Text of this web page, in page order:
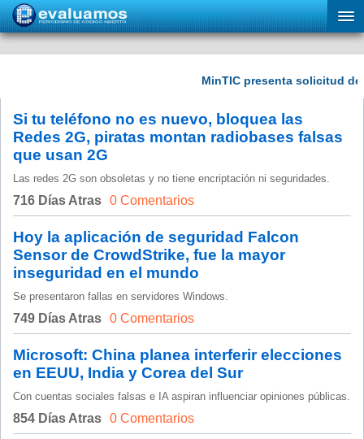
Si tu teléfono no es nuevo, bloquea las
Redes 2G, piratas montan radiobases falsas
que usan 2G
Las redes 2G son obsoletas y no tiene encriptación ni seguridades.
716 Días Atras 0 Comentarios
Hoy la aplicación de seguridad Falcon
Sensor de CrowdStrike, fue la mayor
inseguridad en el mundo
Se presentaron fallas en servidores Windows.
749 Días Atras 0 Comentarios
Microsoft: China planea interferir elecciones
en EEUU, India y Corea del Sur
Con cuentas sociales falsas e IA aspiran influenciar opiniones públicas.
854 Días Atras 0 Comentarios